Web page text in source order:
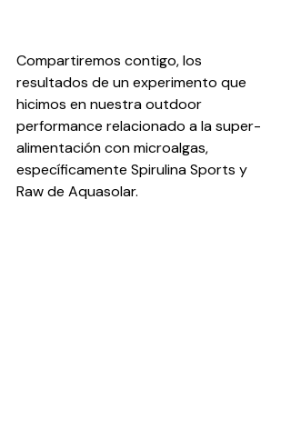
Compartiremos contigo, los
resultados de un experimento que
hicimos en nuestra outdoor
performance relacionado a la super-
alimentación con microalgas,
específicamente Spirulina Sports y
Raw de Aquasolar.